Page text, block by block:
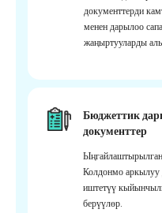
документтерди
менен дарылоо
жаңыртууларды
Бюджеттик
документтер
Колдонмо аркылуу
иштетүү
берүүлөр.